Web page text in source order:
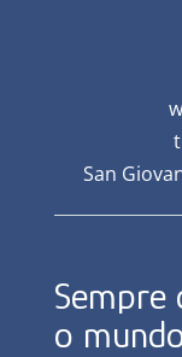
San
Sempre
o